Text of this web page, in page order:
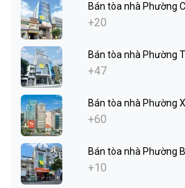
Bán tòa nhà Phường
+20
Bán tòa nhà Phường
+47
Bán tòa nhà Phường
+60
Bán tòa nhà Phường
+10